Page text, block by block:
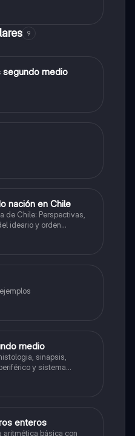
9
segundo medio
nación en Chile
de Chile: Perspectivas,
ideario y orden
1833. "Era Portaliana"
medio
sinapsis,
y sistema
enteros
aritmética básica con